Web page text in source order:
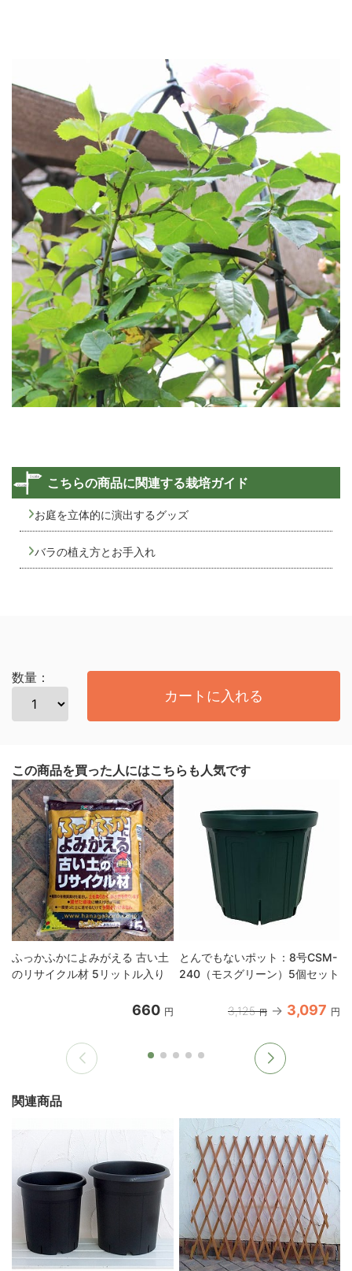
こちらの商品に関連する栽培ガイド
お庭を立体的に演出するグッズ
バラの植え方とお手入れ
数量：
カートに入れる
この商品を買った人にはこちらも人気です
ふっかふかによみがえる 古い土
のリサイクル材 5リットル入り
660 円
とんでもないポット：8号CSM-
240（モスグリーン）5個セット
3,125 円 3,097 円
関連商品